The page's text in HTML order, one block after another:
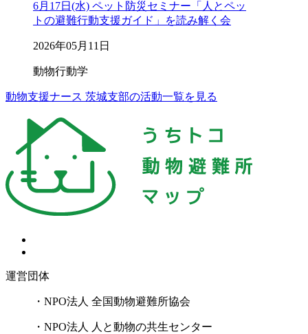
6月17日(水) ペット防災セミナー「人とペッ
トの避難行動支援ガイド」を読み解く会
2026年05月11日
動物行動学
動物支援ナース 茨城支部の活動一覧を見る
運営団体
・NPO法人 全国動物避難所協会
・NPO法人 人と動物の共生センター